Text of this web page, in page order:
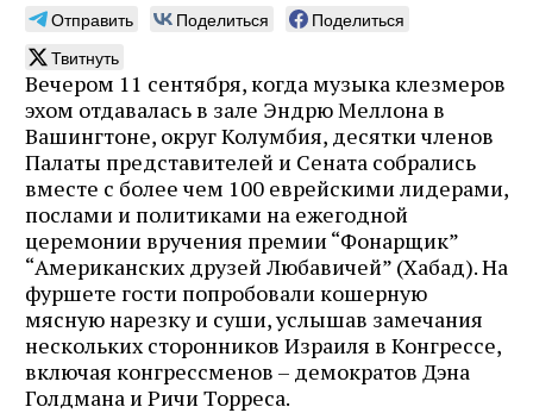
Отправить Поделиться
Поделиться
Твитнуть
Вечером 11 сентября, когда музыка клезмеров
эхом отдавалась в зале Эндрю Меллона в
Вашингтоне, округ Колумбия, десятки членов
Палаты представителей и Сената собрались
вместе с более чем 100 еврейскими лидерами,
послами и политиками на ежегодной
церемонии вручения премии “Фонарщик”
“Американских друзей Любавичей” (Хабад). На
фуршете гости попробовали кошерную
мясную нарезку и суши, услышав замечания
нескольких сторонников Израиля в Конгрессе,
включая конгрессменов – демократов Дэна
Голдмана и Ричи Торреса.